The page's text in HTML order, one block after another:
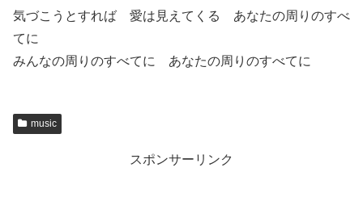
気づこうとすれば 愛は見えてくる あなたの周りのすべ
てに
みんなの周りのすべてに あなたの周りのすべてに
music
スポンサーリンク